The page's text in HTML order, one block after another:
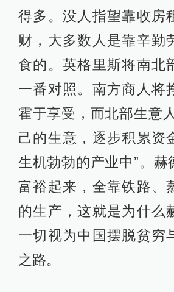
得多。没人指望靠收房
财，大多数人是靠辛勤
食的。英格里斯将南北
一番对照。南方商人将
霍于享受，而北部生意
己的生意，逐步积累资
生机勃勃的产业中”。赫
富裕起来，全靠铁路、
的生产，这就是为什么
一切视为中国摆脱贫穷
之路。